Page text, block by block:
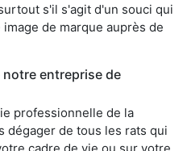
s'il s'agit d'un souci qui
de marque auprès de
entreprise de
professionnelle de la
dégager de tous les rats qui